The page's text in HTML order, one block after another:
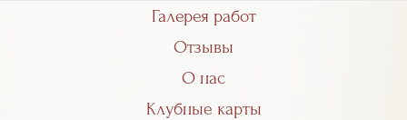
Галерея работ
Отзывы
О нас
Клубные карты